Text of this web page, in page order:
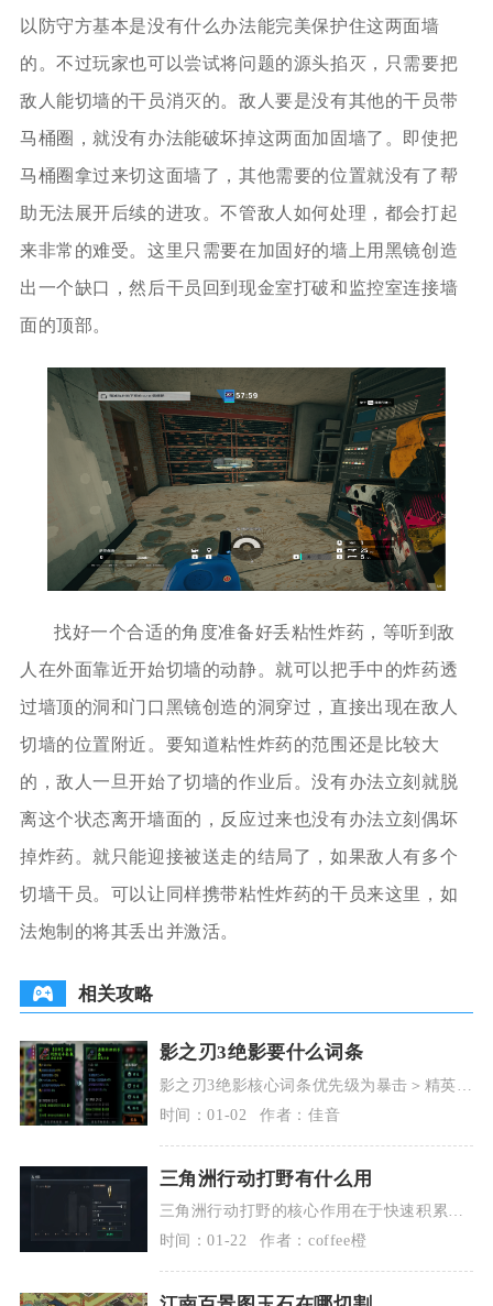
以防守方基本是没有什么办法能完美保护住这两面墙
的。不过玩家也可以尝试将问题的源头掐灭，只需要把
敌人能切墙的干员消灭的。敌人要是没有其他的干员带
马桶圈，就没有办法能破坏掉这两面加固墙了。即使把
马桶圈拿过来切这面墙了，其他需要的位置就没有了帮
助无法展开后续的进攻。不管敌人如何处理，都会打起
来非常的难受。这里只需要在加固好的墙上用黑镜创造
出一个缺口，然后干员回到现金室打破和监控室连接墙
面的顶部。
找好一个合适的角度准备好丢粘性炸药，等听到敌
人在外面靠近开始切墙的动静。就可以把手中的炸药透
过墙顶的洞和门口黑镜创造的洞穿过，直接出现在敌人
切墙的位置附近。要知道粘性炸药的范围还是比较大
的，敌人一旦开始了切墙的作业后。没有办法立刻就脱
离这个状态离开墙面的，反应过来也没有办法立刻偶坏
掉炸药。就只能迎接被送走的结局了，如果敌人有多个
切墙干员。可以让同样携带粘性炸药的干员来这里，如
法炮制的将其丢出并激活。
相关攻略
影之刃3绝影要什么词条
影之刃3绝影核心词条优先级为暴击＞精英伤
害＞空爆＞冷却缩减＞杀意恢复，次要词条
可选全伤害、
时间：01-02 作者：佳音
三角洲行动打野有什么用
三角洲行动打野的核心作用在于快速积累物
资、稳定提升对局收益、降低对局风险，同
时还能高效积累
时间：01-22 作者：coffee橙